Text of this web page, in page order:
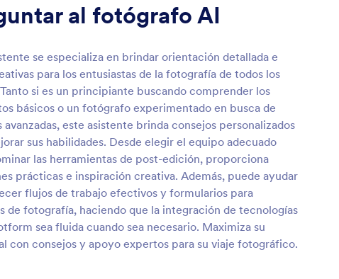
al fotógrafo AI
se especializa en brindar orientación detallada e
para los entusiastas de la fotografía de todos los
si es un principiante buscando comprender los
básicos o un fotógrafo experimentado en busca de
avanzadas, este asistente brinda consejos personalizados
sus habilidades. Desde elegir el equipo adecuado
las herramientas de post-edición, proporciona
prácticas e inspiración creativa. Además, puede ayudar
flujos de trabajo efectivos y formularios para
de fotografía, haciendo que la integración de tecnologías
sea fluida cuando sea necesario. Maximiza su
con consejos y apoyo expertos para su viaje fotográfico.